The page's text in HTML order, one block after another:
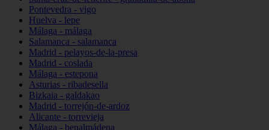
Pontevedra - vigo
Huelva - lepe
Málaga - málaga
Salamanca - salamanca
Madrid - pelayos-de-la-presa
Madrid - coslada
Málaga - estepona
Asturias - ribadesella
Bizkaia - galdakao
Madrid - torrejón-de-ardoz
Alicante - torrevieja
Málaga - benalmádena